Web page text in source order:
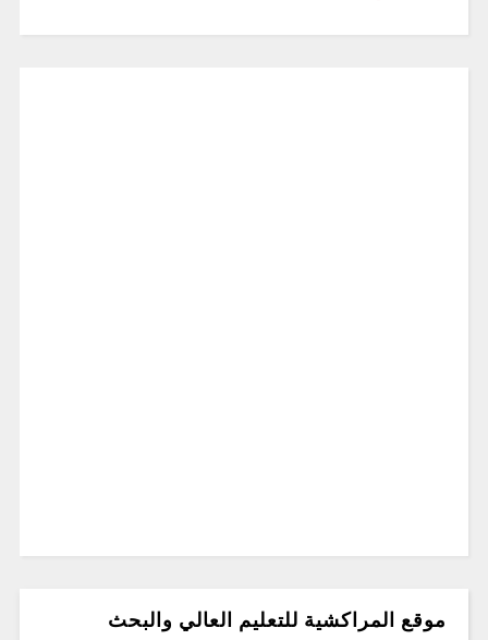
موقع المراكشية للتعليم العالي والبحث